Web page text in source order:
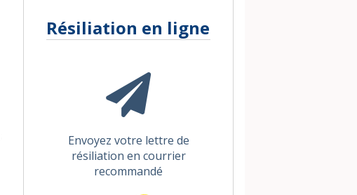
Résiliation en ligne
Envoyez votre lettre de
résiliation en courrier
recommandé